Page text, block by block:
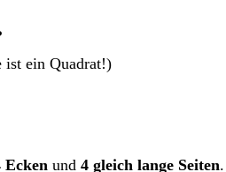
ist ein Quadrat!)
Ecken und 4 gleich lange Seiten.